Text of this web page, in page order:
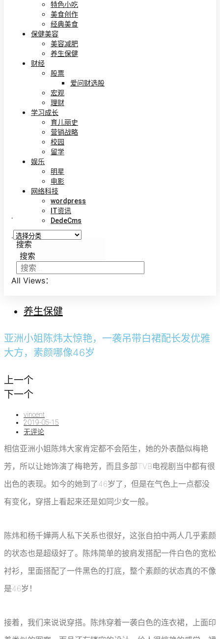
特色小吃
美食创作
经典美食
保健美容
美容减肥
养生保健
财经
股票
爱问财选股
宏观
理财
学习成长
育儿丽史
营销战略
校园
留学
娱乐
明星
电影
网络科技
wordpress
IT资讯
DedeCms
.
.
搜索
搜索
All Views：
养生保健
亚洲小姐陈炜太惊艳，一袭吊带白裙配长发优雅
大方，素颜哪像46岁
上一个
下一个
vincent
2019-05-15
无评论
相信亚洲小姐陈炜大家肯定都不会陌生，她的外表酷似梅艳
芳，所以让她饰演了梅艳芳，而且多部TVB电视剧当中都有很
出色的表现。如今的她到了46岁了，但是在气色上一点都没
有变化，穿搭上看起来还是如同少女一般。
陈炜和杨千嬅两人私下关系也很好，这张自拍中两人几乎素颜
的状态也是超级好了。陈炜简单的披肩发搭配一件白色的宽松
衬衫，里面搭配了一件黑色的打底，整个素颜的状态真的不像
是46岁！
接着，我们来说说穿搭。陈炜穿着一袭白色的连衣裙，上面印